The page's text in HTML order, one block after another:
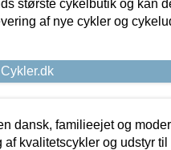
største cykelbutik og kan
af nye cykler og
dansk, familieejet og
af kvalitetscykler og udstyr